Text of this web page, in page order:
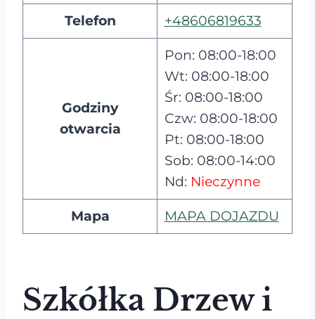
Telefon +48606819633
Godziny
otwarcia
Pon: 08:00-18:00
Wt: 08:00-18:00
Śr: 08:00-18:00
Czw: 08:00-18:00
Pt: 08:00-18:00
Sob: 08:00-14:00
Nd: Nieczynne
Mapa MAPA DOJAZDU
Szkółka Drzew i